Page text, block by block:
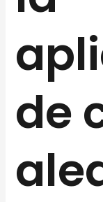
de